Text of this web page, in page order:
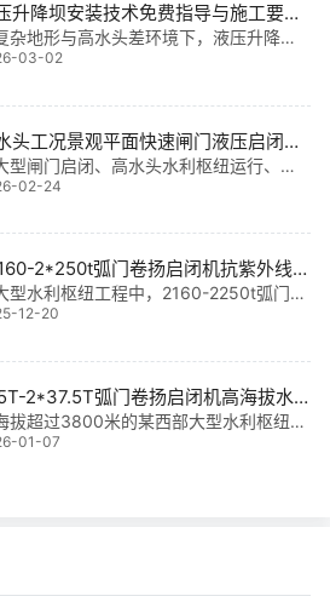
升降坝安装技术免费指导与施工要
解决现场安装难题的实战指南
杂地形与高水头差环境下，液压升降坝
安装直接决定工程运行安全与使用寿
现场安装经验，参与过多个大型项目，
安装环节中“位置偏差”“密封失效”“液
03-02
头工况景观平面快速闸门液压启闭机
设计方案
型闸门启闭、高水头水利枢纽运行、无
守电站控制及应急泄洪系统中，启闭机
靠性与外观协调性同等关键。基于我多
利工程金属结构设计、生产及现场安装
，我深知：一个**可靠的启闭机，不仅
得
02-24
2*250t弧门卷扬启闭机抗紫外线
景观场景外观定制|匠心铸就水利美学
杆
型水利枢纽工程中，2160-2250t弧门卷
闭机不仅是关键的启闭设备，更是保障
、通航与防洪安全的核心装置。我参与
个大型项目，深知这类设备不仅要“能
更要“好看”——尤其在景观河
12-20
2*37.5T弧门卷扬启闭机高海拔水
目|智控高原水脉的“力量之手”
拔超过3800米的某西部大型水利枢纽工
，我参与了25T-237.5T弧门卷扬启闭机
拔水利项目的设计与现场安装。这套设
01-07